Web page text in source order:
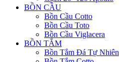
BỒN CẦU
Bồn Cầu Cotto
Bồn Cầu Toto
Bồn Cầu Viglacera
BỒN TẮM
Bồn Tắm Đá Tự Nhiên